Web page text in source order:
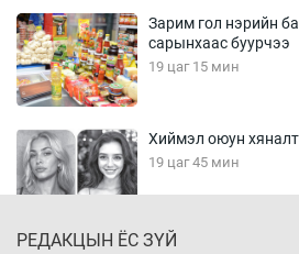
Зарим гол нэрийн
сарынхаас буурчээ
19 цаг 15 мин
Хиймэл оюун
19 цаг 45 мин
РЕДАКЦЫН ЁС ЗҮЙ